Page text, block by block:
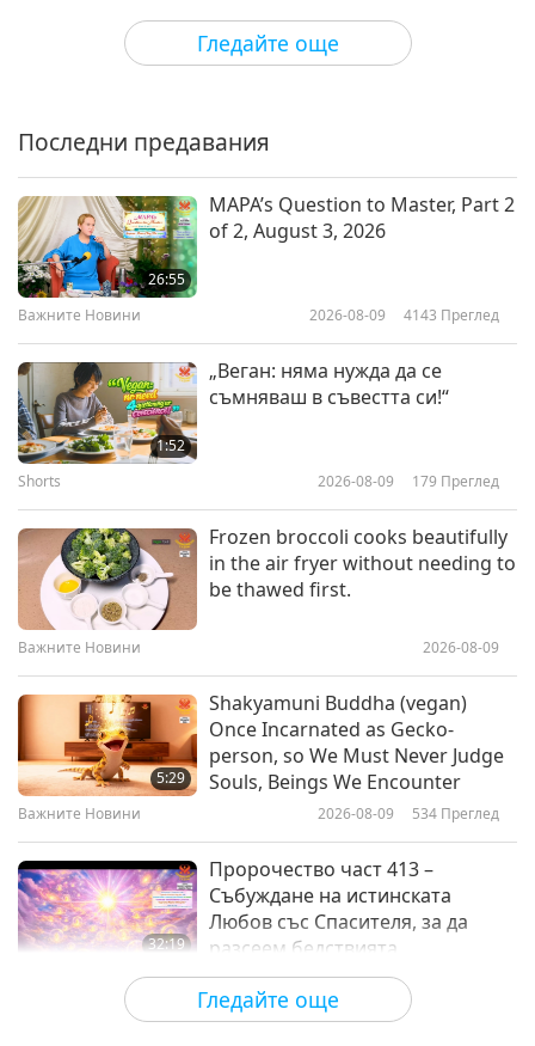
Гледайте още
2023-12-26 8131
5:13
Happy World Vegan Day 2023
Worldwide Greetings for
Happy Supreme Master Ching Hai
Day 2019 from Around the World,
2017 Christmas Greetings from
Around the World, Part 3
Гледайте още
Последни предавания
26:55
MAPA’s Question to Master, Part 2
of 2, August 3, 2026
Важните Новини 2026-08-09 4143 Преглед
1:52
„Веган: няма нужда да се
съмняваш в съвестта си!“
Shorts 2026-08-09 179 Преглед
Frozen broccoli cooks beautifully
in the air fryer without needing to
be thawed first.
Важните Новини 2026-08-09
5:29
Shakyamuni Buddha (vegan)
Once Incarnated as Gecko-
person, so We Must Never Judge
Souls, Beings We Encounter
Важните Новини 2026-08-09 534 Преглед
32:19
Пророчество част 413 –
Събуждане на истинската
Любов със Спасителя, за да
разсеем бедствията
Поредица за древните предсказания
за нашата планета
2026-08-09